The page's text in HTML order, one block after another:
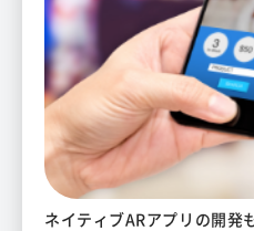
ネイティブARアプリの開発